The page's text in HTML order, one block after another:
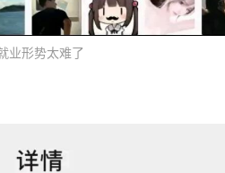
业形势太难了